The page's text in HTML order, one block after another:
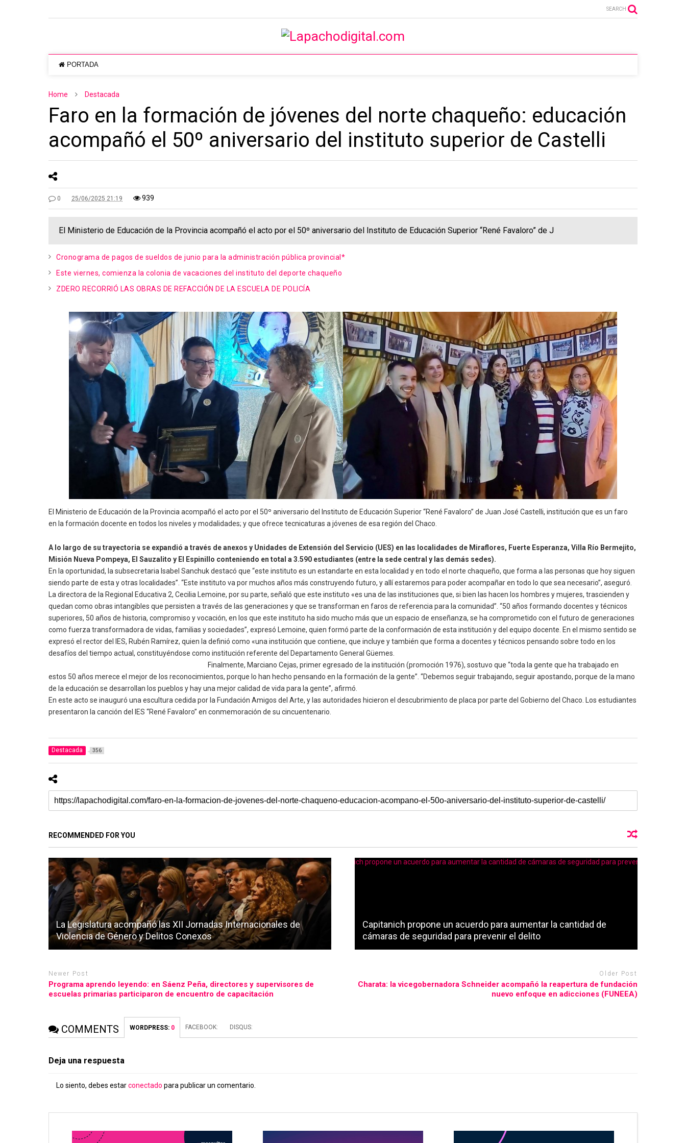
SEARCH
PORTADA
Home Destacada
Faro en la formación de jóvenes del norte chaqueño: educación
acompañó el 50º aniversario del instituto superior de Castelli
0 25/06/2025 21:19 939
El Ministerio de Educación de la Provincia acompañó el acto por el 50º aniversario del Instituto de Educación Superior “René Favaloro” de J
Cronograma de pagos de sueldos de junio para la administración pública provincial*
Este viernes, comienza la colonia de vacaciones del instituto del deporte chaqueño
ZDERO RECORRIÓ LAS OBRAS DE REFACCIÓN DE LA ESCUELA DE POLICÍA
El Ministerio de Educación de la Provincia acompañó el acto por el 50º aniversario del Instituto de Educación Superior “René Favaloro” de Juan José Castelli, institución que es un faro
en la formación docente en todos los niveles y modalidades; y que ofrece tecnicaturas a jóvenes de esa región del Chaco.
A lo largo de su trayectoria se expandió a través de anexos y Unidades de Extensión del Servicio (UES) en las localidades de Miraflores, Fuerte Esperanza, Villa Río Bermejito,
Misión Nueva Pompeya, El Sauzalito y El Espinillo conteniendo en total a 3.590 estudiantes (entre la sede central y las demás sedes).
En la oportunidad, la subsecretaria Isabel Sanchuk destacó que “este instituto es un estandarte en esta localidad y en todo el norte chaqueño, que forma a las personas que hoy siguen
siendo parte de esta y otras localidades”. “Este instituto va por muchos años más construyendo futuro, y allí estaremos para poder acompañar en todo lo que sea necesario”, aseguró.
La directora de la Regional Educativa 2, Cecilia Lemoine, por su parte, señaló que este instituto «es una de las instituciones que, si bien las hacen los hombres y mujeres, trascienden y
quedan como obras intangibles que persisten a través de las generaciones y que se transforman en faros de referencia para la comunidad”. “50 años formando docentes y técnicos
superiores, 50 años de historia, compromiso y vocación, en los que este instituto ha sido mucho más que un espacio de enseñanza, se ha comprometido con el futuro de generaciones
como fuerza transformadora de vidas, familias y sociedades”, expresó Lemoine, quien formó parte de la conformación de esta institución y del equipo docente. En el mismo sentido se
expresó el rector del IES, Rubén Ramírez, quien la definió como «una institución que contiene, que incluye y también que forma a docentes y técnicos pensando sobre todo en los
desafíos del tiempo actual, constituyéndose como institución referente del Departamento General Güemes.
Finalmente, Marciano Cejas, primer egresado de la institución (promoción 1976), sostuvo que “toda la gente que ha trabajado en
estos 50 años merece el mejor de los reconocimientos, porque lo han hecho pensando en la formación de la gente”. “Debemos seguir trabajando, seguir apostando, porque de la mano
de la educación se desarrollan los pueblos y hay una mejor calidad de vida para la gente”, afirmó.
En este acto se inauguró una escultura cedida por la Fundación Amigos del Arte, y las autoridades hicieron el descubrimiento de placa por parte del Gobierno del Chaco. Los estudiantes
presentaron la canción deI IES “René Favaloro” en conmemoración de su cincuentenario.
Destacada 356
RECOMMENDED FOR YOU
La Legislatura acompañó las XII Jornadas Internacionales de
Violencia de Género y Delitos Conexos
Capitanich propone un acuerdo para aumentar la cantidad de
cámaras de seguridad para prevenir el delito
Newer Post
Programa aprendo leyendo: en Sáenz Peña, directores y supervisores de
escuelas primarias participaron de encuentro de capacitación
Older Post
Charata: la vicegobernadora Schneider acompañó la reapertura de fundación
nuevo enfoque en adicciones (FUNEEA)
COMMENTS WORDPRESS: 0 FACEBOOK: DISQUS:
Deja una respuesta
Lo siento, debes estarconectado para publicar un comentario.